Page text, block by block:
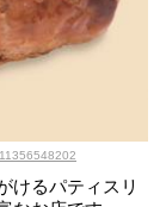
けるパティスリ